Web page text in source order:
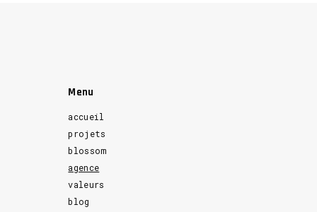
Menu
accueil
projets
blossom
agence
valeurs
blog